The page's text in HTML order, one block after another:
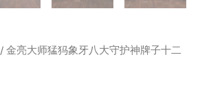
/ 金亮大师猛犸象牙八大守护神牌子十二